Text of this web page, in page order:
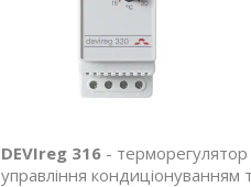
DEVIreg 316 -
управління кондиціонуванням